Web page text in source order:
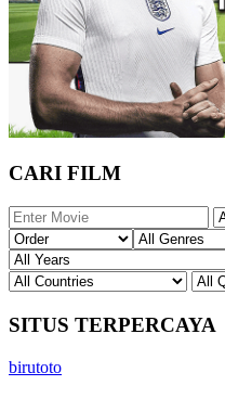
CARI FILM
SITUS TERPERCAYA
birutoto